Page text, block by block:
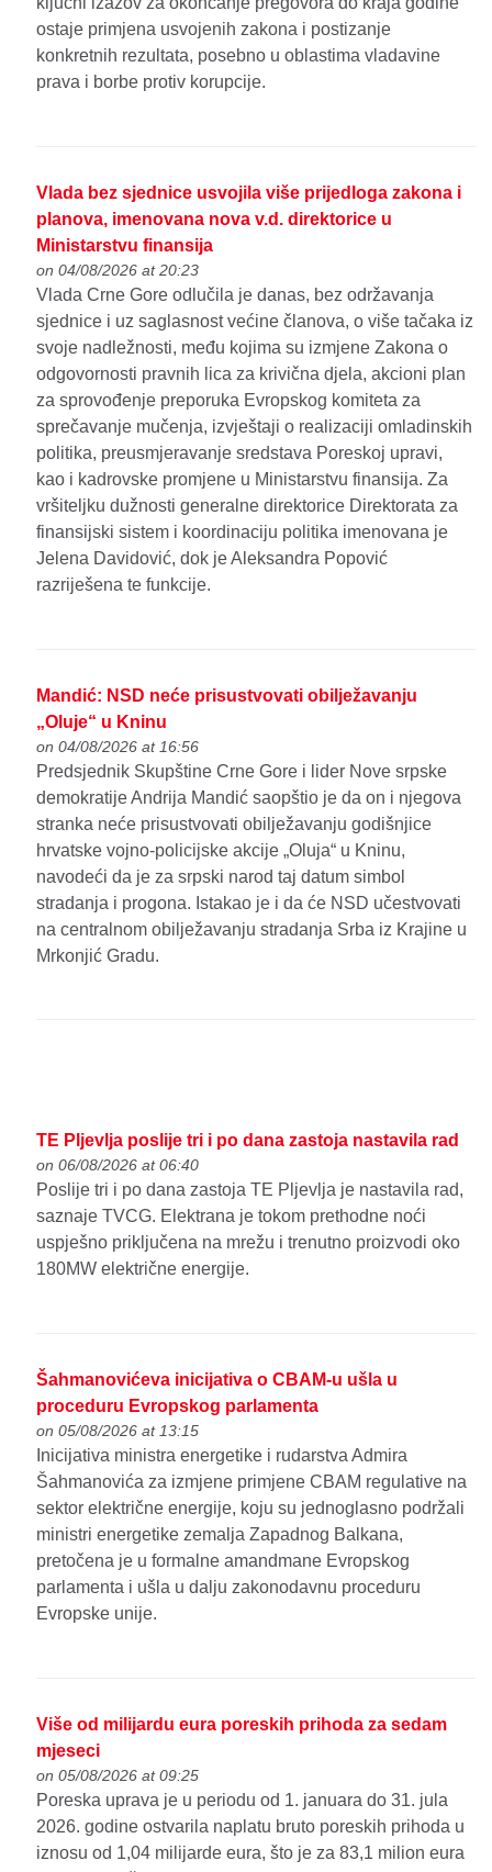
ostaje primjena usvojenih zakona i postizanje
konkretnih rezultata, posebno u oblastima vladavine
prava i borbe protiv korupcije.
Vlada bez sjednice usvojila više prijedloga zakona i
planova, imenovana nova v.d. direktorice u
Ministarstvu finansija
on 04/08/2026 at 20:23
Vlada Crne Gore odlučila je danas, bez održavanja
sjednice i uz saglasnost većine članova, o više tačaka iz
svoje nadležnosti, među kojima su izmjene Zakona o
odgovornosti pravnih lica za krivična djela, akcioni plan
za sprovođenje preporuka Evropskog komiteta za
sprečavanje mučenja, izvještaji o realizaciji omladinskih
politika, preusmjeravanje sredstava Poreskoj upravi,
kao i kadrovske promjene u Ministarstvu finansija. Za
vršiteljku dužnosti generalne direktorice Direktorata za
finansijski sistem i koordinaciju politika imenovana je
Jelena Davidović, dok je Aleksandra Popović
razriješena te funkcije.
Mandić: NSD neće prisustvovati obilježavanju
„Oluje“ u Kninu
on 04/08/2026 at 16:56
Predsjednik Skupštine Crne Gore i lider Nove srpske
demokratije Andrija Mandić saopštio je da on i njegova
stranka neće prisustvovati obilježavanju godišnjice
hrvatske vojno-policijske akcije „Oluja“ u Kninu,
navodeći da je za srpski narod taj datum simbol
stradanja i progona. Istakao je i da će NSD učestvovati
na centralnom obilježavanju stradanja Srba iz Krajine u
Mrkonjić Gradu.
TE Pljevlja poslije tri i po dana zastoja nastavila rad
on 06/08/2026 at 06:40
Poslije tri i po dana zastoja TE Pljevlja je nastavila rad,
saznaje TVCG. Elektrana je tokom prethodne noći
uspješno priključena na mrežu i trenutno proizvodi oko
180MW električne energije.
Šahmanovićeva inicijativa o CBAM-u ušla u
proceduru Evropskog parlamenta
on 05/08/2026 at 13:15
Inicijativa ministra energetike i rudarstva Admira
Šahmanovića za izmjene primjene CBAM regulative na
sektor električne energije, koju su jednoglasno podržali
ministri energetike zemalja Zapadnog Balkana,
pretočena je u formalne amandmane Evropskog
parlamenta i ušla u dalju zakonodavnu proceduru
Evropske unije.
Više od milijardu eura poreskih prihoda za sedam
mjeseci
on 05/08/2026 at 09:25
Poreska uprava je u periodu od 1. januara do 31. jula
2026. godine ostvarila naplatu bruto poreskih prihoda u
iznosu od 1,04 milijarde eura, što je za 83,1 milion eura